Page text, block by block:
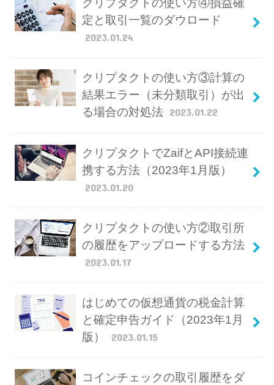
クリプタクトの使い方④損益確
定と取引一覧のダウロード
2023.01.24
クリプタクトの使い方③計算の
結果エラー（未分類取引）が出
る場合の対処法 2023.01.22
クリプタクトでZaifとAPI接続連
携する方法（2023年1月版）
2023.01.20
クリプタクトの使い方②取引所
の履歴をアップロードする方法
2023.01.17
はじめての仮想通貨の税金計算
と確定申告ガイド（2023年1月
版）
2023.01.15
コインチェックの取引履歴をダ